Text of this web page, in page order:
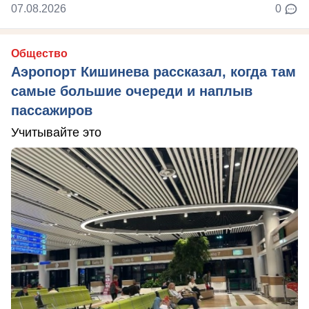
07.08.2026 0
Общество
Аэропорт Кишинева рассказал, когда там
самые большие очереди и наплыв
пассажиров
Учитывайте это